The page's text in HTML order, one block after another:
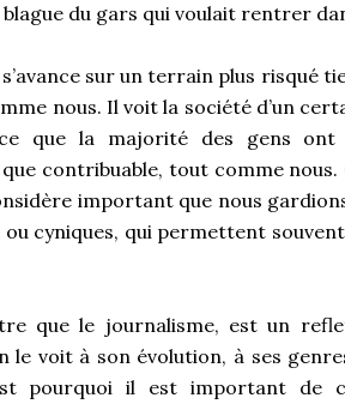
du gars qui voulait rentrer
sur un terrain plus risqué
nous. Il voit la société d’un
que la majorité des gens
contribuable, tout comme
important que nous
cyniques, qui permettent
que le journalisme, est un
le voit à son évolution, à ses
pourquoi il est important de